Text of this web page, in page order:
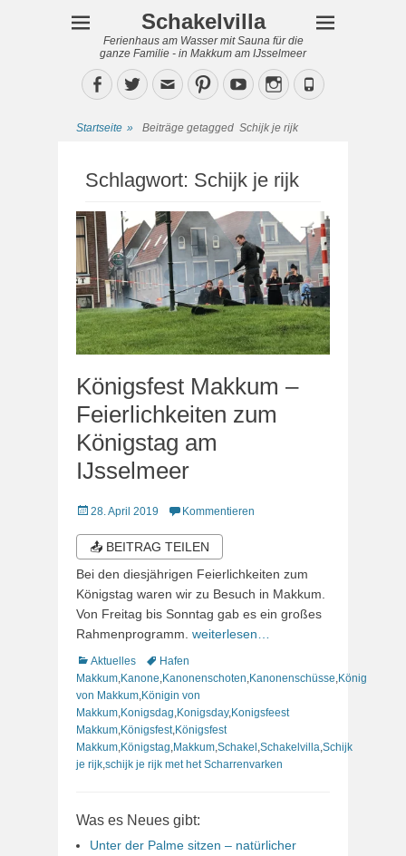
Schakelvilla
Ferienhaus am Wasser mit Sauna für die
ganze Familie - in Makkum am IJsselmeer
Facebook
TwitterEmailPinterestYouTubeInstagram
Phone
Startseite » Beiträge getagged Schijk je rijk
Schlagwort: Schijk je rijk
Königsfest Makkum –
Feierlichkeiten zum
Königstag am
IJsselmeer
Veröffentlicht
28. April 2019 Kommentieren
📤 BEITRAG TEILEN
Bei den diesjährigen Feierlichkeiten zum
Königstag waren wir zu Besuch in Makkum.
Von Freitag bis Sonntag gab es ein großes
Rahmenprogramm. weiterlesen…
Kategorien
Aktuelles Schlagworte
Hafen
Makkum Kanone Kanonenschoten Kanonenschüsse König
von Makkum Königin von
Makkum Konigsdag Konigsday, Konigsfeest
Makkum Königsfest, Königsfest
Makkum Königstag Makkum Schakel Schakelvilla Schijk
je rijk schijk je rijk met het Scharrenvarken
Was es Neues gibt:
Unter der Palme sitzen – natürlicher